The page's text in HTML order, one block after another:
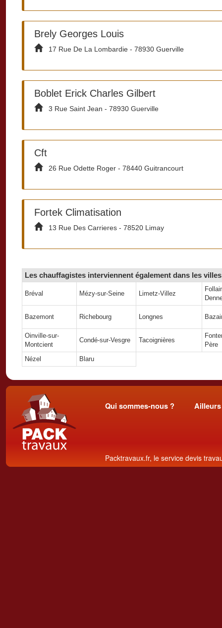
Brely Georges Louis
17 Rue De La Lombardie - 78930 Guerville
Boblet Erick Charles Gilbert
3 Rue Saint Jean - 78930 Guerville
Cft
26 Rue Odette Roger - 78440 Guitrancourt
Fortek Climatisation
13 Rue Des Carrieres - 78520 Limay
Les chauffagistes interviennent également dans les
Bréval Mézy-sur-Seine Limetz-Villez
Bazemont Richebourg Longnes
Oinville-sur-
Montcient
Condé-sur-Vesgre Tacoignières
Père
Nézel
Blaru
Qui sommes-nous ?
Packtravaux.fr, le service devis